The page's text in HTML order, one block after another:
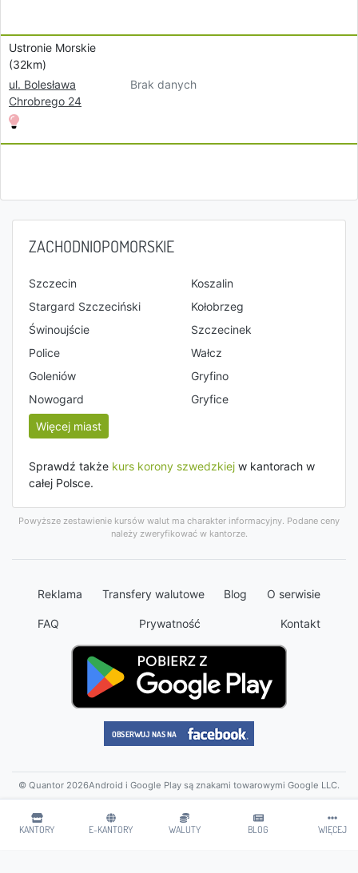
KANTORY E-KANTORY WALUTY BLOG WIĘCEJ
Ustronie Morskie
(32km)
ul. Bolesława
Chrobrego 24
Brak danych
ZACHODNIOPOMORSKIE
Szczecin
Koszalin
Stargard Szczeciński
Kołobrzeg
Świnoujście
Szczecinek
Police
Wałcz
Goleniów
Gryfino
Nowogard
Gryfice
Więcej miast
Sprawdź także kurs korony szwedzkiej w kantorach w
całej Polsce.
Powyższe zestawienie kursów walut ma charakter informacyjny. Podane ceny
należy zweryfikować w kantorze.
Reklama Transfery walutowe Blog O serwisie
FAQ Prywatność Kontakt
© Quantor 2026Android i Google Play są znakami towarowymi Google LLC.